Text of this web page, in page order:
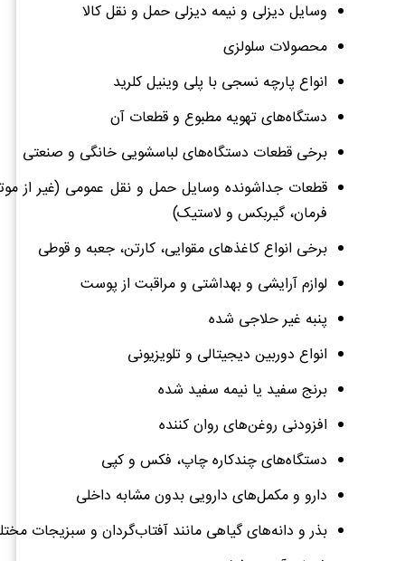
وسایل دیزلی و نیمه دیزلی حمل و نقل کالا
محصولات سلولزی
انواع پارچه نسجی با پلی وینیل کلرید
دستگاه‌های تهویه مطبوع و قطعات آن
برخی قطعات دستگاه‌های لباسشویی خانگی و صنعتی
قطعات جداشونده وسایل حمل و نقل عمومی (غیر از
فرمان، گیربکس و لاستیک)
برخی انواع کاغذهای مقوایی، کارتن، جعبه و قوطی
لوازم آرایشی و بهداشتی و مراقبت از پوست
پنبه غیر حلاجی شده
انواع دوربین دیجیتالی و تلویزیونی
برنج سفید یا نیمه سفید شده
افزودنی روغن‌های روان کننده
دستگاه‌های چندکاره چاپ، فکس و کپی
دارو و مکمل‌های دارویی بدون مشابه داخلی
بذر و دانه‌های گیاهی مانند آفتاب‌گردان و سبزیجات